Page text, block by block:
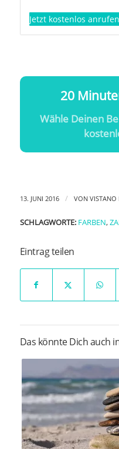
Jetzt kostenlos
20
Wähle Deinen
13. JUNI 2016 / VON VISTANO
SCHLAGWORTE: FARBEN,
Eintrag teilen
Das könnte Dich auch